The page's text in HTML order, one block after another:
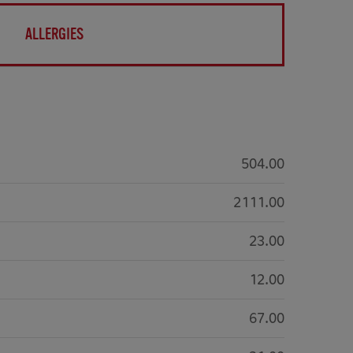
ALLERGIES
504.00
2111.00
23.00
12.00
67.00